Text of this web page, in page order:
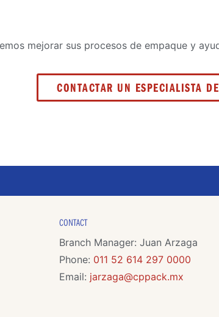
mejorar sus procesos de empaque y
CONTACTAR UN ESPECIALISTA
CONTACT
Branch Manager: Juan Arzaga
Phone: 011 52 614 297 0000
Email: jarzaga@cppack.mx